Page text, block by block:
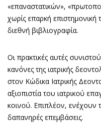
«επαναστατικών»,
χωρίς επαρκή
διεθνή βιβλιογραφία.
Οι πρακτικές αυτές
κανόνες της ιατρικής
στον Κώδικα Ιατρικής
αξιοπιστία του ιατρικού
κοινού. Επιπλέον,
δαπανηρές επεμβάσεις.